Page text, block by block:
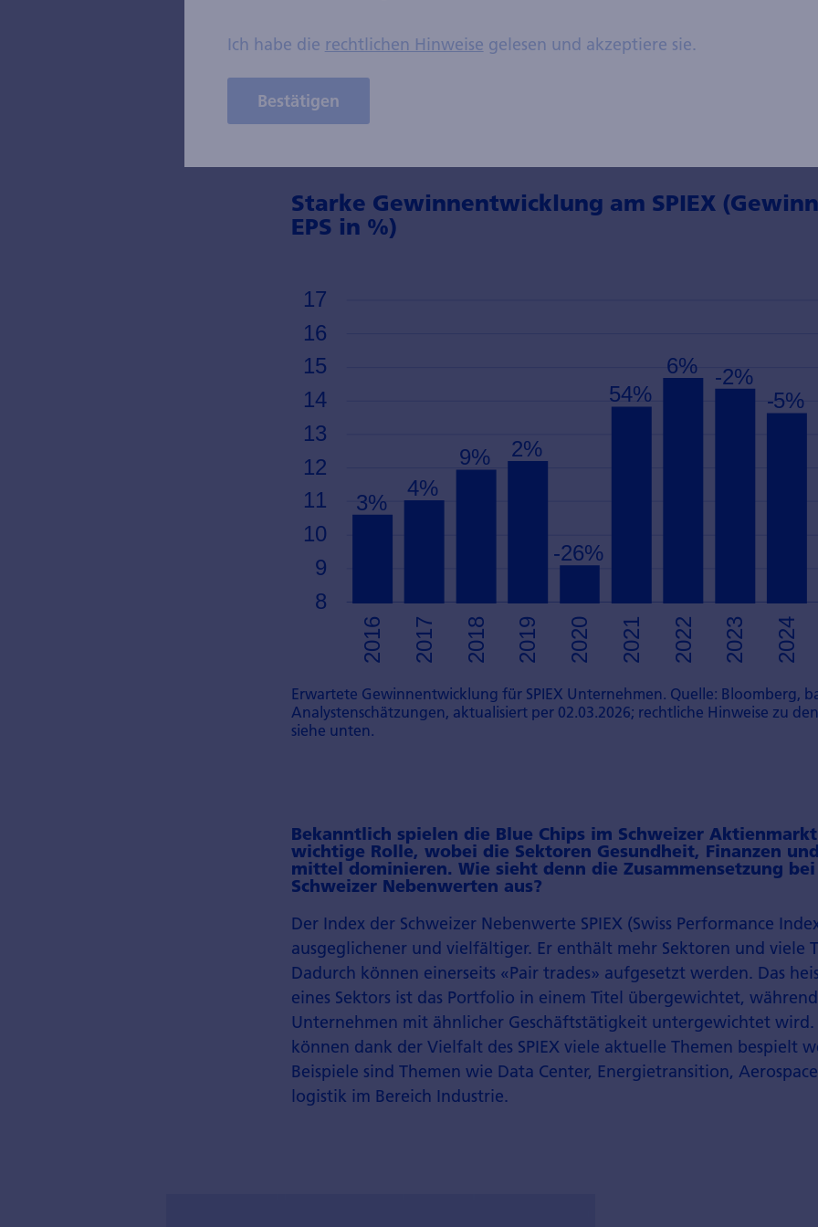
stehen, da sich das Gewinnwachstum nach einer Phase der
beschleunigen sollte. Das erwartete Gewinnwachstum wird
Sektoren Gesundheit und Technologie, während für Finanzen nur
Gewinnwachstum erwartet wird. Insgesamt ist der Trend aber breit
Starke Gewinnentwicklung am SPIEX
EPS in %)
Erwartete Gewinnentwicklung für SPIEX Unternehmen. Quelle: Bloomberg,
Analystenschätzungen, aktualisiert per 02.03.2026; rechtliche Hinweise zu
siehe unten.
Bekanntlich spielen die Blue Chips im Schweizer
wichtige Rolle, wobei die Sektoren Gesundheit, Finanzen
mittel dominieren. Wie sieht denn die Zusammen­setzung
Schweizer Nebenwerten aus?
Der Index der Schweizer Nebenwerte SPIEX (Swiss Performance
ausgeglichener und vielfältiger. Er enthält mehr Sektoren und viele
Dadurch können einerseits «Pair trades» aufgesetzt werden. Das
eines Sektors ist das Portfolio in einem Titel übergewichtet,
Unternehmen mit ähnlicher Geschäftstätigkeit untergewichtet wird.
können dank der Vielfalt des SPIEX viele aktuelle Themen bespielt
Beispiele sind Themen wie Data Center, Energie­transition,
logistik im Bereich Industrie.
Ich habe die rechtlichen Hinweise gelesen und akzeptiere sie.
Bestätigen